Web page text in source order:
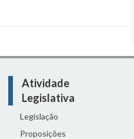
Atividade
Legislativa
Legislação
Proposições